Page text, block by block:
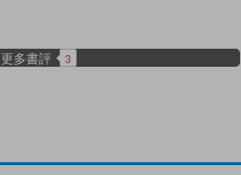
更多書評 3